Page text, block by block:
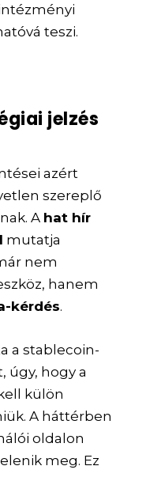
teszi.
jelzés
azért
szereplő
A hat hír
mutatja
nem
hanem
kérdés.
a stablecoin-
úgy, hogy a
külön
A háttérben
oldalon
meg. Ez